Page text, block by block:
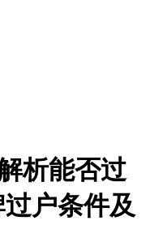
析能否过
户条件及